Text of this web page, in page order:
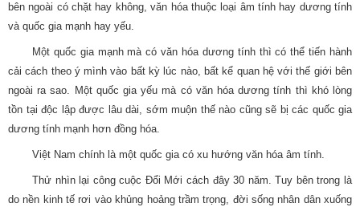
bên ngoài có chặt hay không, văn hóa thuộc loại âm tính hay dương tính
và quốc gia mạnh hay yếu.
Một quốc gia mạnh mà có văn hóa dương tính thì có thể tiến hành
cải cách theo ý mình vào bất kỳ lúc nào, bất kể quan hệ với thế giới bên
ngoài ra sao. Một quốc gia yếu mà có văn hóa dương tính thì khó lòng
tồn tại độc lập được lâu dài, sớm muộn thế nào cũng sẽ bị các quốc gia
dương tính mạnh hơn đồng hóa.
Việt Nam chính là một quốc gia có xu hướng văn hóa âm tính.
Thử nhìn lại công cuộc Đổi Mới cách đây 30 năm. Tuy bên trong là
do nền kinh tế rơi vào khủng hoảng trầm trọng, đời sống nhân dân xuống